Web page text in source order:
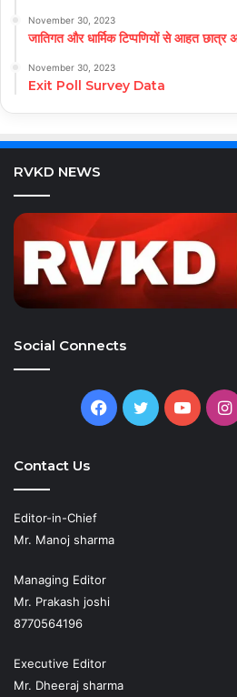
November 30, 2023
जातिगत और धार्मिक टिप्पणियों से आहत
November 30, 2023
Exit Poll Survey Data
RVKD NEWS
Social Connects
Facebook
Twitter
Contact Us
Editor-in-Chief
Mr. Manoj sharma
Managing Editor
Mr. Prakash joshi
8770564196
Executive Editor
Mr. Dheeraj sharma